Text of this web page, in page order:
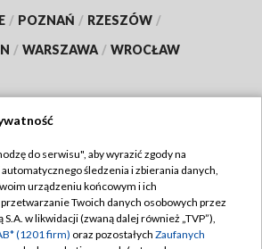
/ POZNAŃ / RZESZÓW /
/ WARSZAWA / WROCŁAW
TVP
Regulamin TVP
Polityka prywatności
do serwisu", aby wyrazić zgody na
śledzenia i zbierania danych,
urządzeniu końcowym i ich
Twoich danych osobowych przez
w likwidacji (zwaną dalej również „TVP”),
(1201 firm) oraz pozostałych Zaufanych